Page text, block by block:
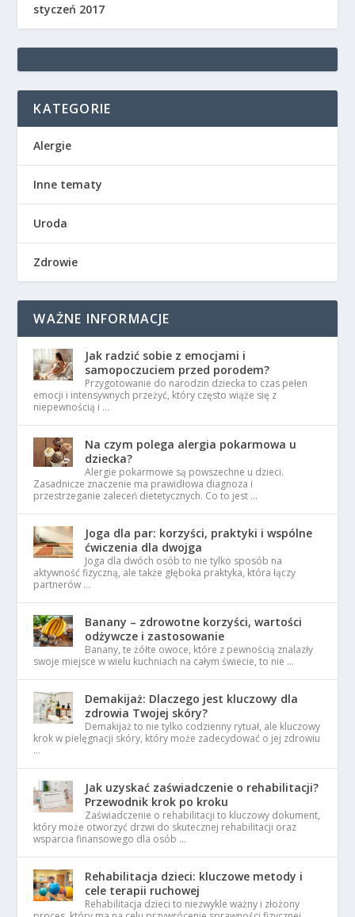
styczeń 2017
KATEGORIE
Alergie
Inne tematy
Uroda
Zdrowie
WAŻNE INFORMACJE
Jak radzić sobie z emocjami i
samopoczuciem przed porodem?
Przygotowanie do narodzin dziecka to czas pełen
emocji i intensywnych przeżyć, który często wiąże się z
niepewnością i …
Na czym polega alergia pokarmowa u
dziecka?
Alergie pokarmowe są powszechne u dzieci.
Zasadnicze znaczenie ma prawidłowa diagnoza i
przestrzeganie zaleceń dietetycznych. Co to jest …
Joga dla par: korzyści, praktyki i wspólne
ćwiczenia dla dwojga
Joga dla dwóch osób to nie tylko sposób na
aktywność fizyczną, ale także głęboka praktyka, która łączy
partnerów …
Banany – zdrowotne korzyści, wartości
odżywcze i zastosowanie
Banany, te żółte owoce, które z pewnością znalazły
swoje miejsce w wielu kuchniach na całym świecie, to nie …
Demakijaż: Dlaczego jest kluczowy dla
zdrowia Twojej skóry?
Demakijaż to nie tylko codzienny rytuał, ale kluczowy
krok w pielęgnacji skóry, który może zadecydować o jej zdrowiu
…
Jak uzyskać zaświadczenie o rehabilitacji?
Przewodnik krok po kroku
Zaświadczenie o rehabilitacji to kluczowy dokument,
który może otworzyć drzwi do skutecznej rehabilitacji oraz
wsparcia finansowego dla osób …
Rehabilitacja dzieci: kluczowe metody i
cele terapii ruchowej
Rehabilitacja dzieci to niezwykle ważny i złożony